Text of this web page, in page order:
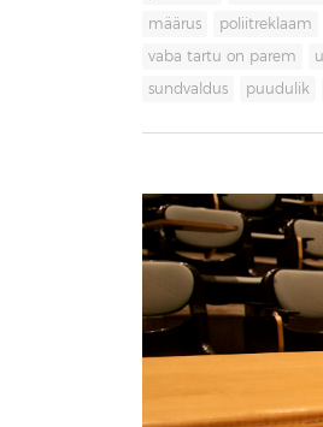
määrus poliitreklaam
vaba tartu on parem
sundvaldus puudulik